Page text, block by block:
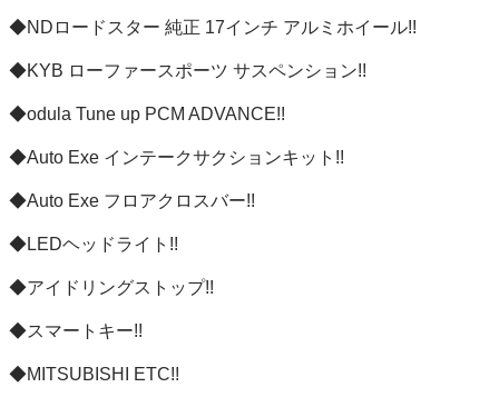
◆NDロードスター 純正 17インチ アルミホイール!!
◆KYB ローファースポーツ サスペンション!!
◆odula Tune up PCM ADVANCE!!
◆Auto Exe インテークサクションキット!!
◆Auto Exe フロアクロスバー!!
◆LEDヘッドライト!!
◆アイドリングストップ!!
◆スマートキー!!
◆MITSUBISHI ETC!!